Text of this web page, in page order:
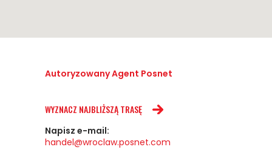
Autoryzowany Agent Posnet
WYZNACZ NAJBLIŻSZĄ TRASĘ
Napisz e-mail:
handel@wroclaw.posnet.com